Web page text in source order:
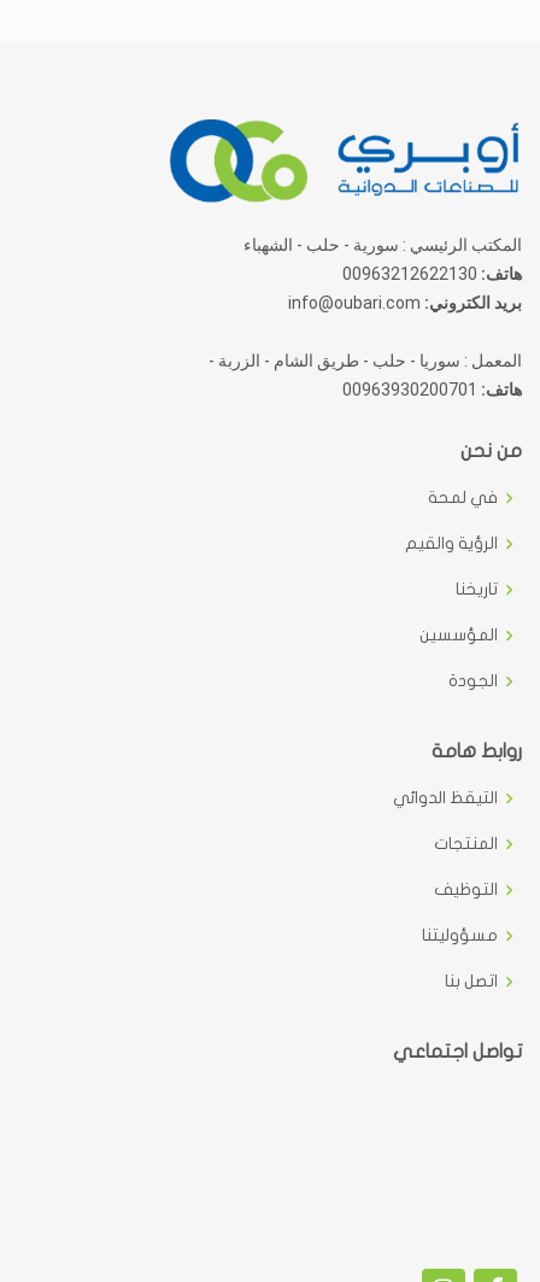
المكتب الرئيسي : سورية - حلب - الشهباء
هاتف:
بريد الكتروني:
المعمل : سوريا - حلب - طريق الشام - الزربة -
هاتف:
من نحن
في لمحة
الرؤية والقيم
تاريخنا
المؤسسين
الجودة
روابط هامة
التيقظ الدوائي
المنتجات
التوظيف
مسؤوليتنا
اتصل بنا
تواصل اجتماعي